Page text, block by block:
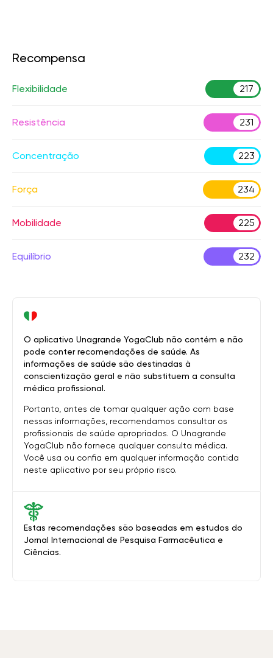
Recompensa
Flexibilidade 217
Resistência 231
Concentração 223
Força 234
Mobilidade 225
Equilíbrio 232
Estas recomendações são baseadas em estudos do
Jornal Internacional de Pesquisa Farmacêutica e
Ciências.
O aplicativo Unagrande YogaClub não contém e não
pode conter recomendações de saúde. As
informações de saúde são destinadas à
conscientização geral e não substituem a consulta
médica profissional.
Portanto, antes de tomar qualquer ação com base
nessas informações, recomendamos consultar os
profissionais de saúde apropriados. O Unagrande
YogaClub não fornece qualquer consulta médica.
Você usa ou confia em qualquer informação contida
neste aplicativo por seu próprio risco.